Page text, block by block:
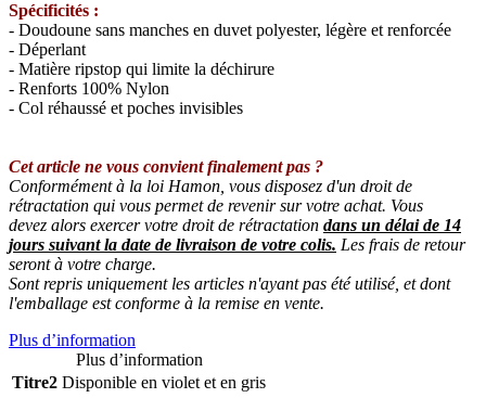
Spécificités :
- Doudoune sans manches en duvet polyester, légère et renforcée
- Déperlant
- Matière ripstop qui limite la déchirure
- Renforts 100% Nylon
- Col réhaussé et poches invisibles
Cet article ne vous convient finalement pas ?
Conformément à la loi Hamon, vous disposez d'un droit de
rétractation qui vous permet de revenir sur votre achat. Vous
devez alors exercer votre droit de rétractation dans un délai de 14
jours suivant la date de livraison de votre colis. Les frais de retour
seront à votre charge.
Sont repris uniquement les articles n'ayant pas été utilisé, et dont
l'emballage est conforme à la remise en vente.
Plus d’information
Plus d’information
Titre2 Disponible en violet et en gris